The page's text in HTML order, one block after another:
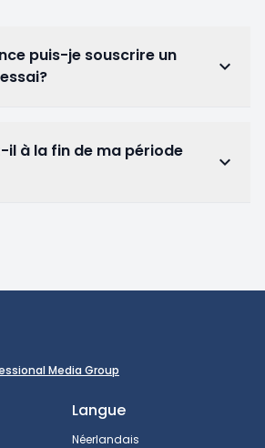
puis-je souscrire un
keyboard_arrow_down
il à la fin de ma période
keyboard_arrow_down
Media Group
Langue
Néerlandais